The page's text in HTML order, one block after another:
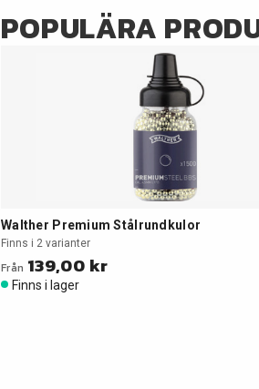
POPULÄRA
Walther Premium Stålrundkulor
Finns i 2 varianter
Från 139,00 kr
Finns i lager